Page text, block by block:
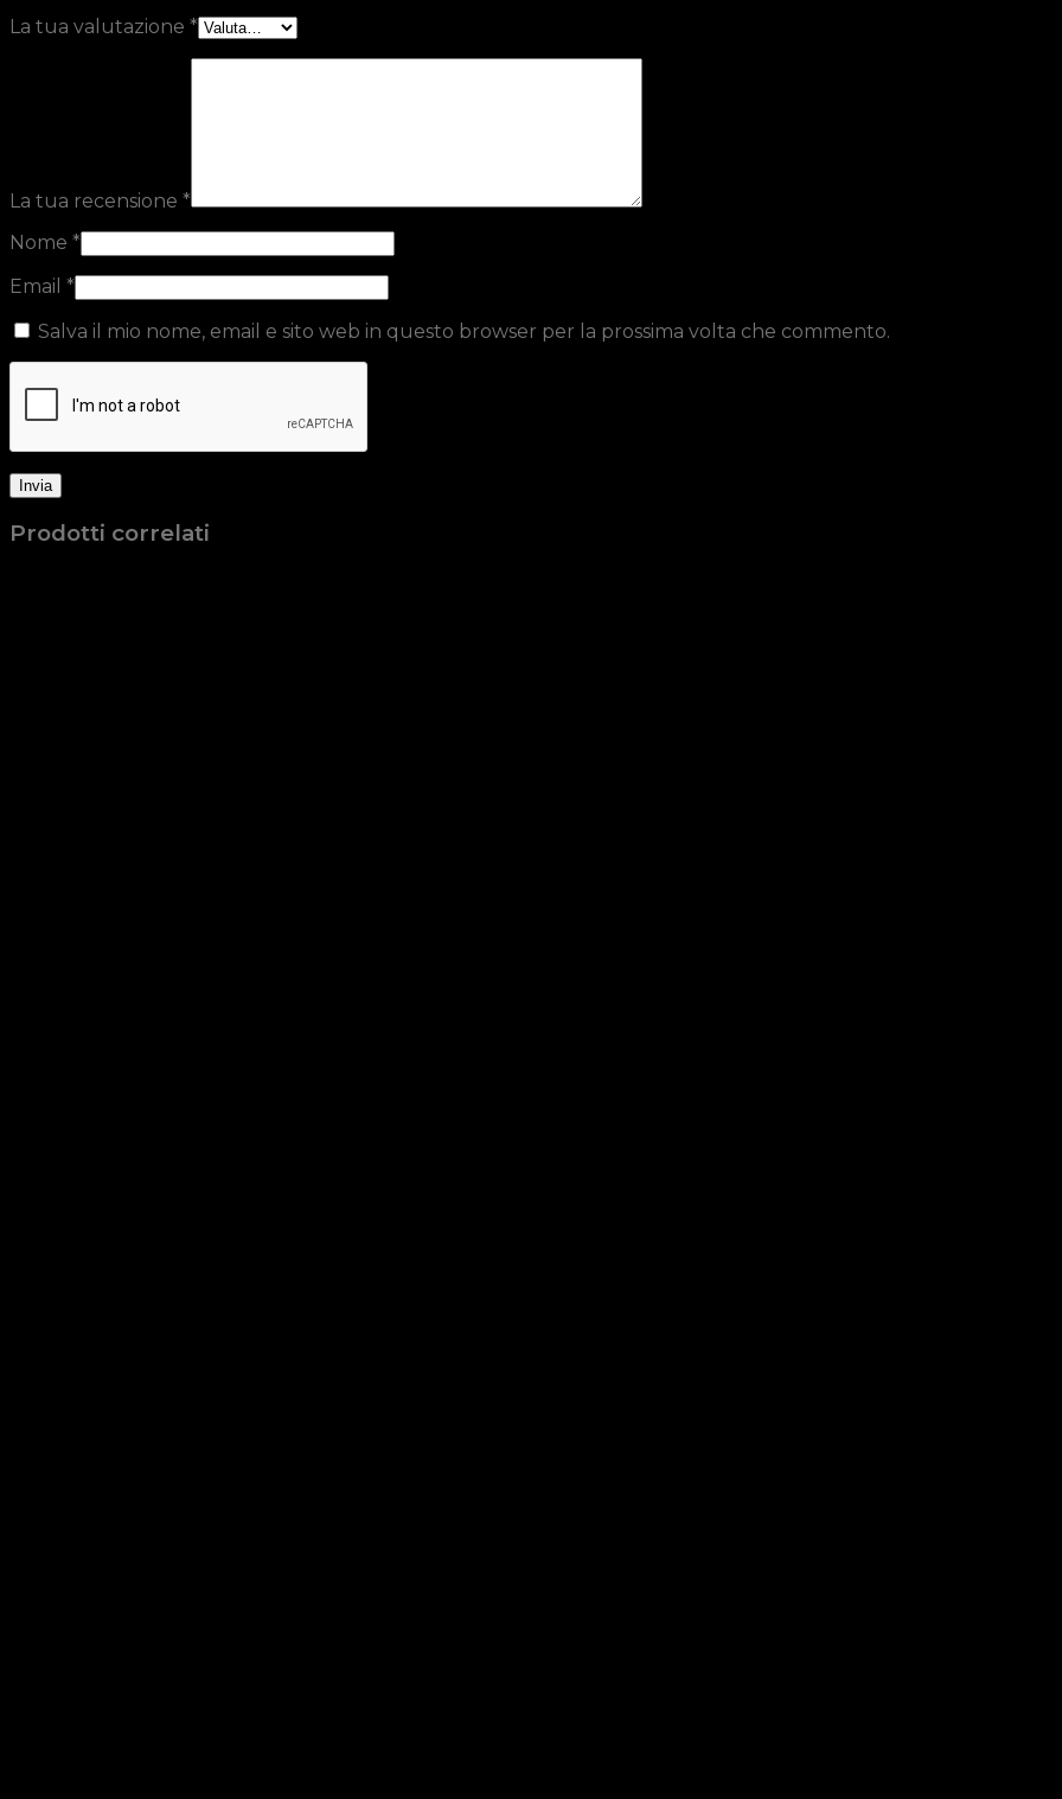
La tua valutazione *
La tua recensione *
Nome *
Email *
Salva il mio nome, email e sito web in questo browser per la prossima volta che commento.
Prodotti correlati